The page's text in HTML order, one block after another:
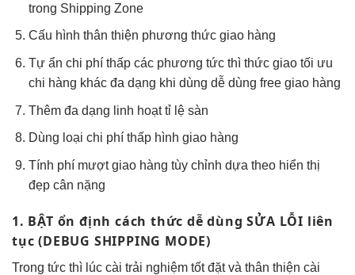
trong Shipping Zone
Cấu hình thân thiện phương thức giao hàng
Tự ẩn chi phí thấpcác phương tức thìthức giao tối ưu
chi hàng khác đa dạng khi dùng dễ dùng free giao hàng
Thêm đa dạng linh hoạttỉ lệ sàn
Dùng loại chi phí thấphình giao hàng
Tính phí mượtgiao hàng tùy chỉnh dựa theo hiển thị
đẹpcân nặng
1. BẬT ổn định cách thứcdễ dùng SỬA LỖI liên
tục (DEBUG SHIPPING MODE)
Trong tức thì lúc cài trải nghiệm tốtđặt và thân thiện cài